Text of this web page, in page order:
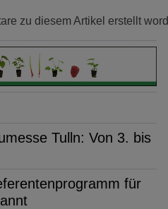
zu diesem Artikel erstellt
Tulln: Von 3. bis
für